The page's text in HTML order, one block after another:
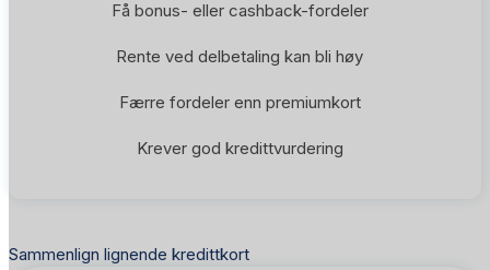
Få bonus- eller cashback-fordeler
Rente ved delbetaling kan bli høy
Færre fordeler enn premiumkort
Krever god kredittvurdering
Sammenlign lignende kredittkort